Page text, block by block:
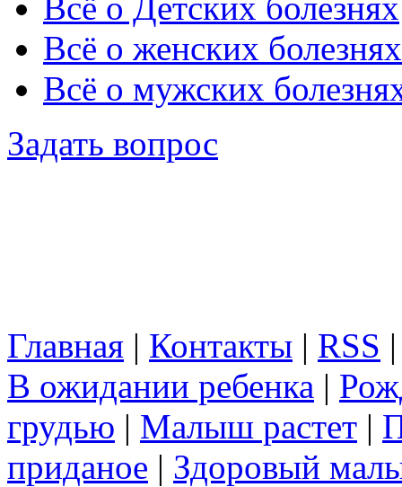
Всё о женских болезнях
Всё о мужских
Задать вопрос
Главная | Контакты | RSS
В ожидании ребенка |
грудью | Малыш растет |
приданое | Здоровый